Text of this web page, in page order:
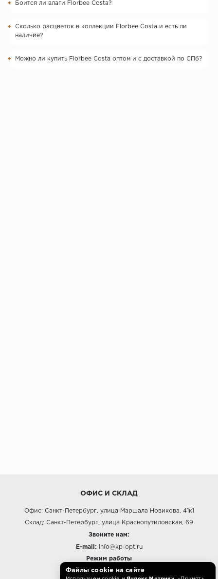
Боится ли влаги Florbee Costa?
Сколько расцветок в коллекции Florbee Costa и есть ли
наличие?
Можно ли купить Florbee Costa оптом и с доставкой по СПб?
ОФИС И СКЛАД
Офис: Санкт-Петербург, улица Маршала Новикова, 41к1
Склад: Санкт-Петербург, улица Краснопутиловская, 69
Звоните нам:
E-mail: info@kp-opt.ru
Режим работы
10:00 - 18:00 пн-пт.
Файлы cookie на сайте